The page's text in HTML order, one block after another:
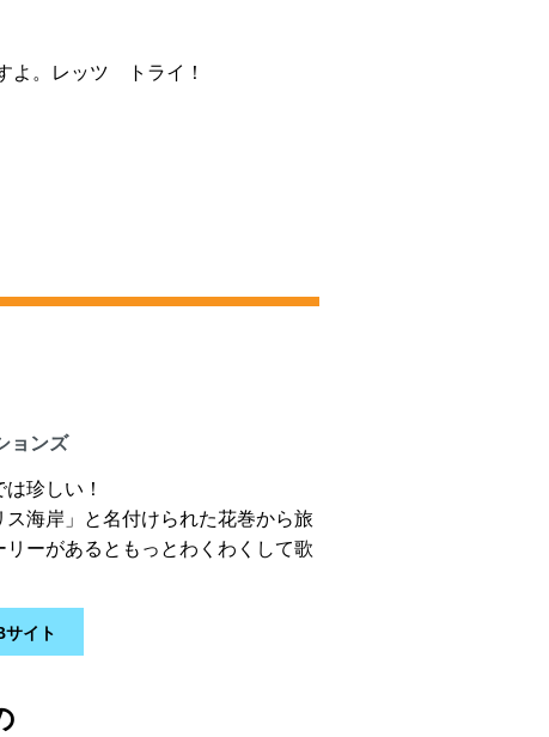
よ。レッツ トライ！
ョンズ
珍しい！
海岸」と名付けられた花巻から旅
ーがあるともっとわくわくして歌
サイト